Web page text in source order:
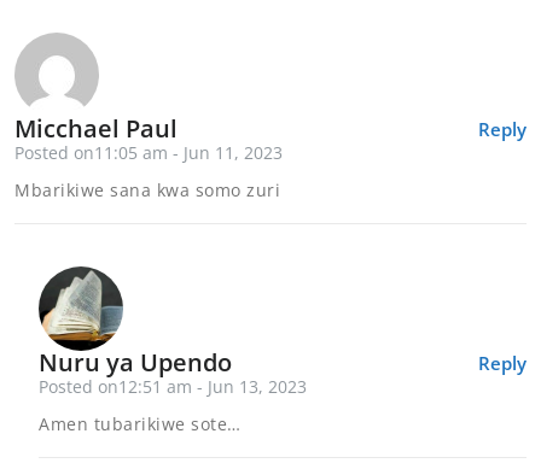
Reply
Micchael Paul
Posted on11:05 am - Jun 11, 2023
Mbarikiwe sana kwa somo zuri
Reply
Nuru ya Upendo
Posted on12:51 am - Jun 13, 2023
Amen tubarikiwe sote…